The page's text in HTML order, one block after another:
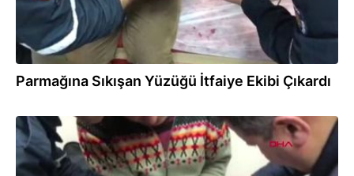
Parmağına Sıkışan Yüzüğü İtfaiye Ekibi Çıkardı
09.04.2019